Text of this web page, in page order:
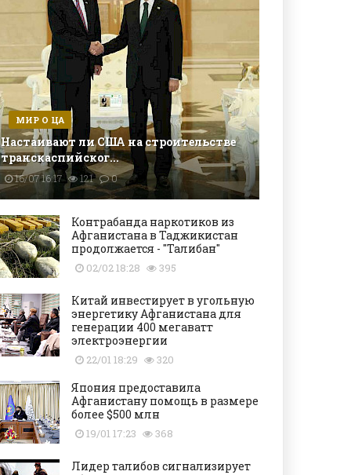
МИР О ЦА
Настаивают ли США на строительстве
транскаспийског...
16/07 16:17 121 0
Контрабанда наркотиков из
Афганистана в Таджикистан
продолжается - "Талибан"
02/02 18:28 395
Китай инвестирует в угольную
энергетику Афганистана для
генерации 400 мегаватт
электроэнергии
22/01 18:29 320
Япония предоставила
Афганистану помощь в размере
более $500 млн
19/01 17:23 368
Лидер талибов сигнализирует